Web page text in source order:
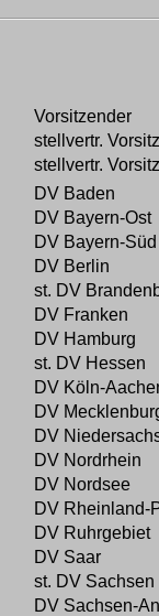
Vorsitzender
stellvertr.
stellvertr.
DV Baden
DV Bayern-Ost
DV Bayern-Süd
DV Berlin
st. DV
DV Franken
DV Hamburg
st. DV Hessen
DV Köln-
DV
DV
DV Nordrhein
DV Nordsee
DV Rheinland-
DV Ruhrgebiet
DV Saar
st. DV Sachsen
DV Sachsen-